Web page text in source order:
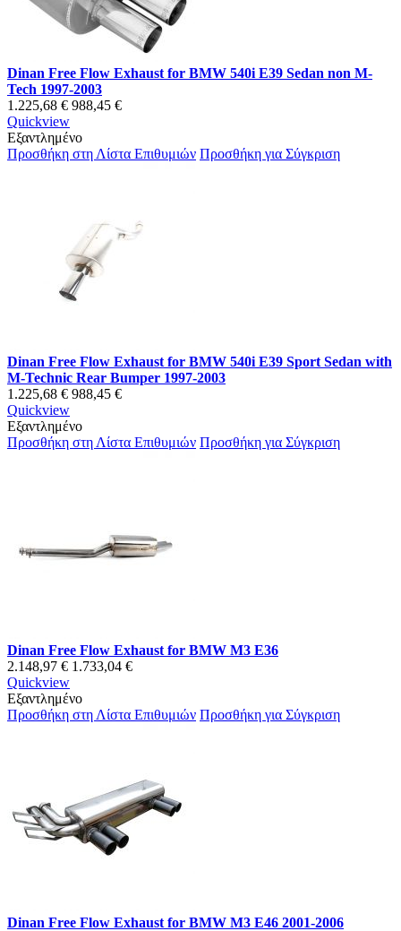
Dinan Free Flow Exhaust for BMW 540i E39 Sedan non M-
Tech 1997-2003
1.225,68 € 988,45 €
Quickview
Εξαντλημένο
Προσθήκη στη Λίστα Επιθυμιών Προσθήκη για Σύγκριση
Dinan Free Flow Exhaust for BMW 540i E39 Sport Sedan with
M-Technic Rear Bumper 1997-2003
1.225,68 € 988,45 €
Quickview
Εξαντλημένο
Προσθήκη στη Λίστα Επιθυμιών Προσθήκη για Σύγκριση
Dinan Free Flow Exhaust for BMW M3 E36
2.148,97 € 1.733,04 €
Quickview
Εξαντλημένο
Προσθήκη στη Λίστα Επιθυμιών Προσθήκη για Σύγκριση
Dinan Free Flow Exhaust for BMW M3 E46 2001-2006